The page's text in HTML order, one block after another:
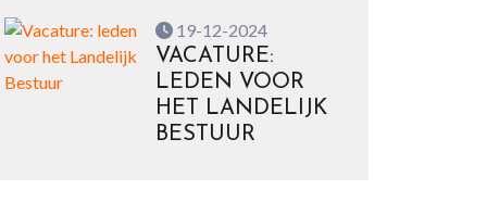
19-12-2024
VACATURE:
LEDEN VOOR
HET LANDELIJK
BESTUUR